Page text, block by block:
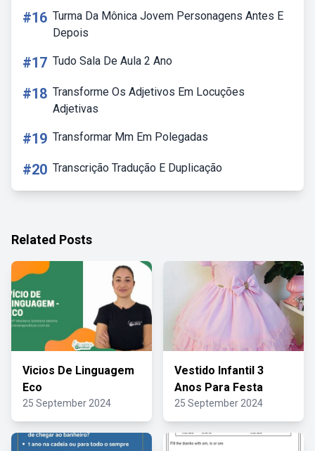
#16 Turma Da Mônica Jovem Personagens Antes E
Depois
#17 Tudo Sala De Aula 2 Ano
#18 Transforme Os Adjetivos Em Locuções
Adjetivas
#19 Transformar Mm Em Polegadas
#20 Transcrição Tradução E Duplicação
Related Posts
Vicios De Linguagem
Eco
25 September 2024
Vestido Infantil 3
Anos Para Festa
25 September 2024